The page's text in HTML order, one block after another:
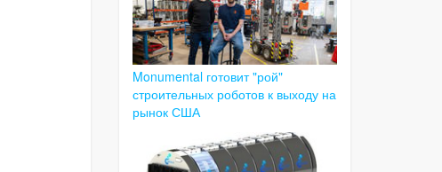
Monumental готовит "рой"
строительных роботов к выходу на
рынок США